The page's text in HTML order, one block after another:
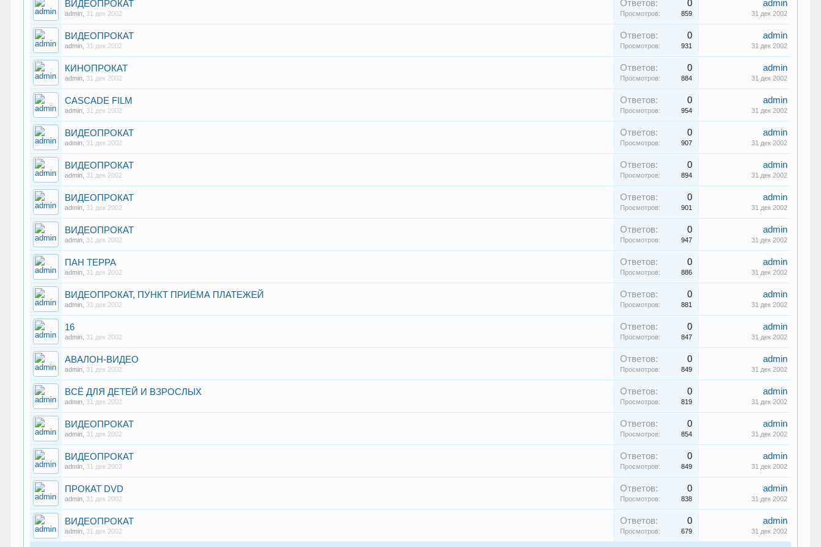
ВИДЕОПРОКАТ
admin 31 дек 2002
Ответов: 0
Просмотров: 859
admin
31 дек 2002
ВИДЕОПРОКАТ
admin 31 дек 2002
Ответов: 0
Просмотров: 931
admin
31 дек 2002
КИНОПРОКАТ
admin 31 дек 2002
Ответов: 0
Просмотров: 884
admin
31 дек 2002
CASCADE FILM
admin 31 дек 2002
Ответов: 0
Просмотров: 954
admin
31 дек 2002
ВИДЕОПРОКАТ
admin 31 дек 2002
Ответов: 0
Просмотров: 907
admin
31 дек 2002
ВИДЕОПРОКАТ
admin 31 дек 2002
Ответов: 0
Просмотров: 894
admin
31 дек 2002
ВИДЕОПРОКАТ
admin 31 дек 2002
Ответов: 0
Просмотров: 901
admin
31 дек 2002
ВИДЕОПРОКАТ
admin 31 дек 2002
Ответов: 0
Просмотров: 947
admin
31 дек 2002
ПАН ТЕРРА
admin 31 дек 2002
Ответов: 0
Просмотров: 886
admin
31 дек 2002
ВИДЕОПРОКАТ, ПУНКТ ПРИЁМА ПЛАТЕЖЕЙ
admin 31 дек 2002
Ответов: 0
Просмотров: 881
admin
31 дек 2002
16
admin 31 дек 2002
Ответов: 0
Просмотров: 847
admin
31 дек 2002
АВАЛОН-ВИДЕО
admin 31 дек 2002
Ответов: 0
Просмотров: 849
admin
31 дек 2002
ВСЁ ДЛЯ ДЕТЕЙ И ВЗРОСЛЫХ
admin 31 дек 2002
Ответов: 0
Просмотров: 819
admin
31 дек 2002
ВИДЕОПРОКАТ
admin 31 дек 2002
Ответов: 0
Просмотров: 854
admin
31 дек 2002
ВИДЕОПРОКАТ
admin 31 дек 2002
Ответов: 0
Просмотров: 849
admin
31 дек 2002
ПРОКАТ DVD
admin 31 дек 2002
Ответов: 0
Просмотров: 838
admin
31 дек 2002
ВИДЕОПРОКАТ
admin 31 дек 2002
Ответов: 0
Просмотров: 679
admin
31 дек 2002